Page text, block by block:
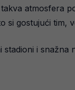
atmosfera
si gostujući tim,
stadioni i